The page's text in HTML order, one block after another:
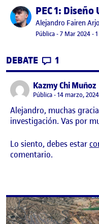
Publicado porPEC 1:
Publicado por
Alejandro Fairen
Visibilidad:
Pública-Fecha de
7 Mar 20247-
DEBATE 1
Kazmy Chi Muñoz
Visibilidad:
Pública 14 marzo, 2024
Alejandro, muchas
investigación. Vas por
Lo siento, debes estar
comentario.